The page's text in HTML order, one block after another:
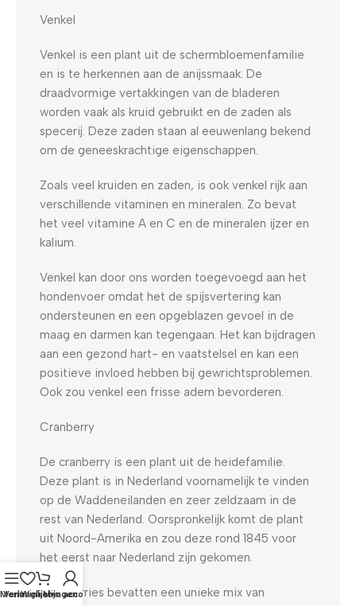
Venkel
Venkel is een plant uit de schermbloemenfamilie
en is te herkennen aan de anijssmaak. De
draadvormige vertakkingen van de bladeren
worden vaak als kruid gebruikt en de zaden als
specerij. Deze zaden staan al eeuwenlang bekend
om de geneeskrachtige eigenschappen.
Zoals veel kruiden en zaden, is ook venkel rijk aan
verschillende vitaminen en mineralen. Zo bevat
het veel vitamine A en C en de mineralen ijzer en
kalium.
Venkel kan door ons worden toegevoegd aan het
hondenvoer omdat het de spijsvertering kan
ondersteunen en een opgeblazen gevoel in de
maag en darmen kan tegengaan. Het kan bijdragen
aan een gezond hart- en vaatstelsel en kan een
positieve invloed hebben bij gewrichtsproblemen.
Ook zou venkel een frisse adem bevorderen.
Cranberry
De cranberry is een plant uit de heidefamilie.
Deze plant is in Nederland voornamelijk te vinden
op de Waddeneilanden en zeer zeldzaam in de
rest van Nederland. Oorspronkelijk komt de plant
uit Noord-Amerika en zou deze rond 1845 voor
het eerst naar Nederland zijn gekomen.
Cranberries bevatten een unieke mix van
Menu
Verlanglijst
Winkelwagen
Mijn account